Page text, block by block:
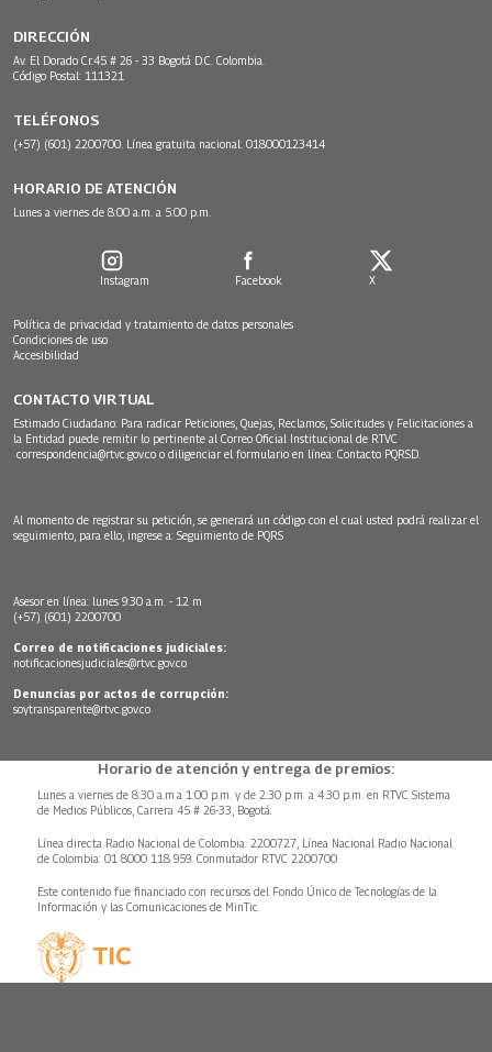
DIRECCIÓN
Av. El Dorado Cr.45 # 26 - 33 Bogotá D.C. Colombia.
Código Postal: 111321
TELÉFONOS
(+57) (601) 2200700. Línea gratuita nacional: 018000123414
HORARIO DE ATENCIÓN
Lunes a viernes de 8:00 a.m. a 5:00 p.m.
Instagram Facebook X
Política de privacidad y tratamiento de datos personales
Condiciones de uso
Accesibilidad
CONTACTO VIRTUAL
Estimado Ciudadano: Para radicar Peticiones, Quejas, Reclamos, Solicitudes y Felicitaciones a
la Entidad puede remitir lo pertinente al Correo Oficial Institucional de RTVC
correspondencia@rtvc.gov.co o diligenciar el formulario en línea: Contacto PQRSD.
Al momento de registrar su petición, se generará un código con el cual usted podrá realizar el
seguimiento, para ello, ingrese a: Seguimiento de PQRS
Asesor en línea: lunes 9:30 a.m. - 12 m
(+57) (601) 2200700
Correo de notificaciones judiciales:
notificacionesjudiciales@rtvc.gov.co
Denuncias por actos de corrupción:
soytransparente@rtvc.gov.co
Horario de atención y entrega de premios:
Lunes a viernes de 8:30 a.m.a 1:00 p.m. y de 2:30 p.m. a 4:30 p.m. en RTVC Sistema
de Medios Públicos, Carrera 45 # 26-33, Bogotá.
Línea directa Radio Nacional de Colombia: 2200727, Línea Nacional Radio Nacional
de Colombia: 01 8000 118 959. Conmutador RTVC 2200700
Este contenido fue financiado con recursos del Fondo Único de Tecnologías de la
Información y las Comunicaciones de MinTic.